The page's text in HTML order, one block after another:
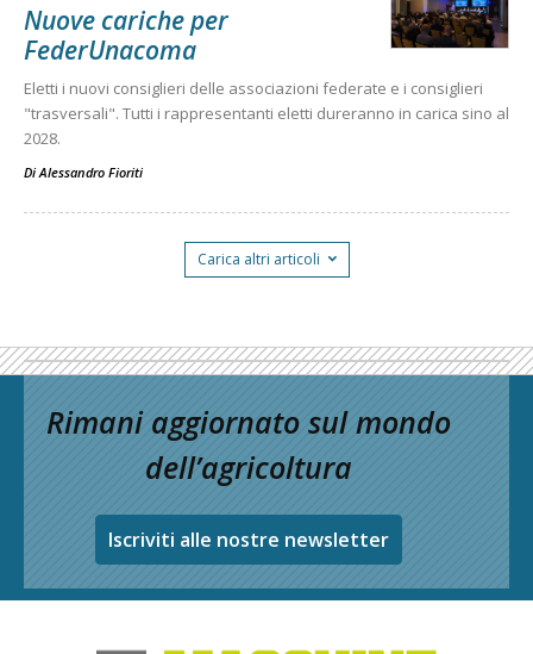
Nuove cariche per
FederUnacoma
Eletti i nuovi consiglieri delle associazioni federate e i consiglieri
"trasversali". Tutti i rappresentanti eletti dureranno in carica sino al
2028.
Di Alessandro Fioriti
Carica altri articoli
Rimani aggiornato sul mondo
dell’agricoltura
Iscriviti alle nostre newsletter